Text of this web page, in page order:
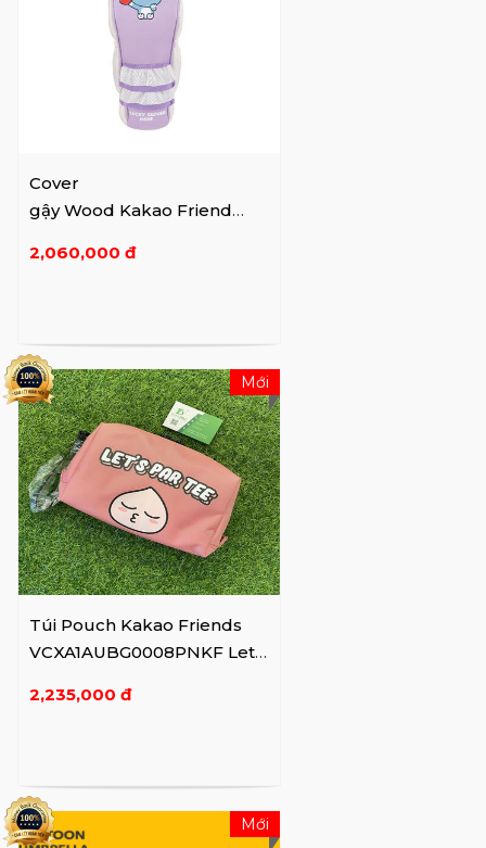
Cover
gậy Wood Kakao Friend
2,060,000 đ
Túi Pouch Kakao Friends
VCXA1AUBG0008PNKF Let's
2,235,000 đ
Mới
Mới